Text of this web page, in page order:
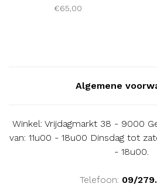
€65,00
Algemene
Winkel: Vrijdagmarkt 38 - 9000
van: 11u00 - 18u00 Dinsdag tot
- 18u00.
Telefoon: 09/